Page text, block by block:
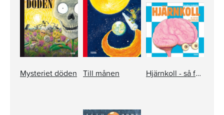
Mysteriet döden Till månen Hjärnkoll - så funkar synen och medvetandet